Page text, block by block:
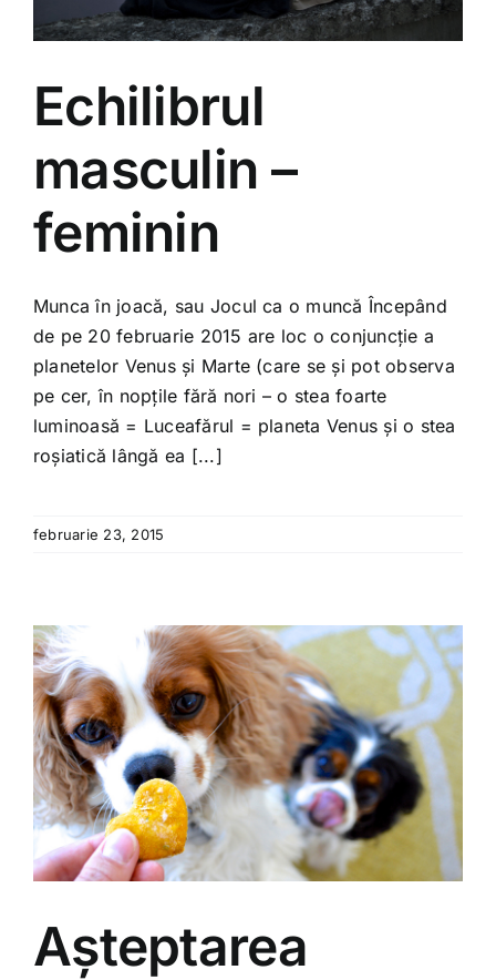
Echilibrul
masculin –
feminin
Munca în joacă, sau Jocul ca o muncă Începând
de pe 20 februarie 2015 are loc o conjuncție a
planetelor Venus și Marte (care se și pot observa
pe cer, în nopțile fără nori – o stea foarte
luminoasă = Luceafărul = planeta Venus și o stea
roșiatică lângă ea [...]
februarie 23, 2015
Așteptarea